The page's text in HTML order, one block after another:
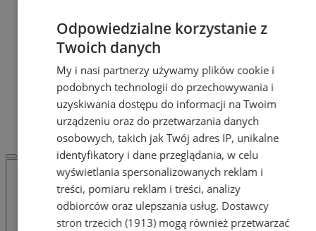
OGŁOSZENIA
Dodaj ogłoszenie
POLECAMY
Protocol IT
Pracuj.pl - praca w Zabrzu
Praca Zabrze
REKLAMA
WSPÓŁPRACA
Odpowiedzialne korzystanie z
Twoich danych
My i nasi partnerzy używamy plików cookie i
podobnych technologii do przechowywania i
uzyskiwania dostępu do informacji na Twoim
urządzeniu oraz do przetwarzania danych
osobowych, takich jak Twój adres IP, unikalne
identyfikatory i dane przeglądania, w celu
wyświetlania spersonalizowanych reklam i
treści, pomiaru reklam i treści, analizy
odbiorców oraz ulepszania usług. Dostawcy
stron trzecich (1913)mogą również przetwarzać